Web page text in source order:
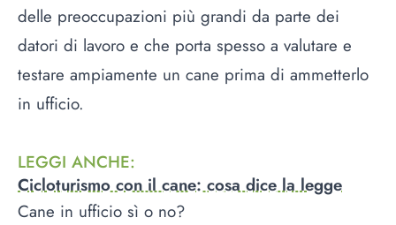
delle preoccupazioni più grandi da parte dei
datori di lavoro e che porta spesso a valutare e
testare ampiamente un cane prima di ammetterlo
in ufficio.
LEGGI ANCHE:
Cicloturismo con il cane: cosa dice la legge
Cane in ufficio sì o no?